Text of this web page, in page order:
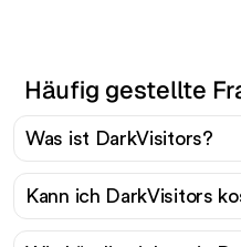
Häufig gestellte
Was ist DarkVisitors?
Kann ich DarkVisitors